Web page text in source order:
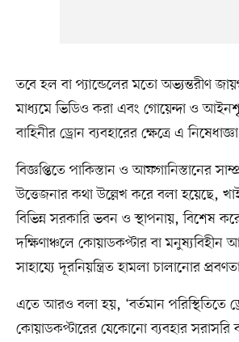
তবে হল বা প্যান্ডেলের মতো অভ্যন্তরীণ
মাধ্যমে ভিডিও করা এবং গোয়েন্দা ও
বাহিনীর ড্রোন ব্যবহারের ক্ষেত্রে এ
বিজ্ঞপ্তিতে পাকিস্তান ও আফগানিস্তানের
উত্তেজনার কথা উল্লেখ করে বলা হয়েছে,
বিভিন্ন সরকারি ভবন ও স্থাপনায়, বিশেষ
দক্ষিণাঞ্চলে কোয়াডকপ্টার বা
সাহায্যে দূরনিয়ন্ত্রিত হামলা চালানোর
এতে আরও বলা হয়, ‘বর্তমান পরিস্থিতিতে
কোয়াডকপ্টারের যেকোনো ব্যবহার সরাসরি